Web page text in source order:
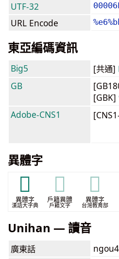
UTF-32
URL Encode
東亞編碼資訊
Big5 [共通]
GB
[GBK]
Adobe-CNS1
異體字
𣿗
異體字
漢語大字典
𣿗
戶籍異體
戶籍文字
𣿗
異體字
台灣教育部
Unihan — 讀音
廣東話
ngou4